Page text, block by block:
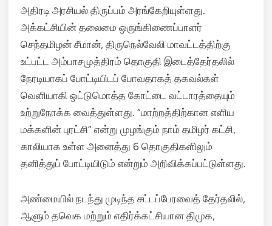
அதிரடி அரசியல் திருப்பம் அரங்கேறியுள்ளது.
அக்கட்சியின் தலைமை ஒருங்கிணைப்பாளர்
செந்தமிழன் சீமான், திருநெல்வேலி மாவட்டத்திற்கு
உட்பட்ட அம்பாசமுத்திரம் தொகுதி இடைத்தேர்தலில்
நேரடியாகப் போட்டியிடப் போவதாகத் தகவல்கள்
வெளியாகி ஒட்டுமொத்த கோட்டை வட்டாரத்தையும்
உற்றுநோக்க வைத்துள்ளது. “மாற்றத்திற்கான எளிய
மக்களின் புரட்சி” என்று முழங்கும் நாம் தமிழர் கட்சி,
காலியாக உள்ள அனைத்து 6 தொகுதிகளிலும்
தனித்துப் போட்டியிடும் என்றும் அறிவிக்கப்பட்டுள்ளது.
அண்மையில் நடந்து முடிந்த சட்டப்பேரவைத் தேர்தலில்,
ஆளும் தவெக மற்றும் எதிர்க்கட்சியான திமுக,